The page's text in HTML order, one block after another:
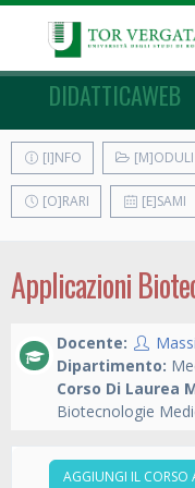
DIDATTICAWEB
[I]NFO [M]ODULI
[O]RARI [E]SAMI
Applicazioni
Docente:
Dipartimento:
Corso Di Laurea
Biotecnologie
AGGIUNGI IL CORSO